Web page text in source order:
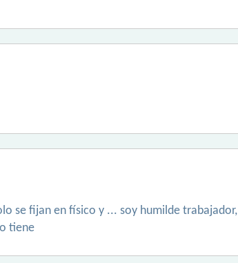
se fijan en físico y ... soy humilde trabajador,
tiene